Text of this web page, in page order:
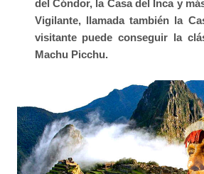
del Cóndor, la Casa del Inca y
Vigilante, llamada también la
visitante puede conseguir la
Machu Picchu.